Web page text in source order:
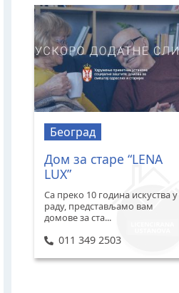
Београд
Дом за старе “LЕNA
LUX”
Са преко 10 година искуства у
раду, представљамо вам
домове за ста...
011 349 2503